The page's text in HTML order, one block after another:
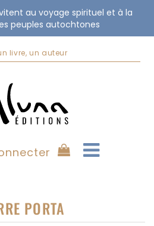
au voyage spirituel et à la
peuples autochtones
Rechercher
sur
PORTA